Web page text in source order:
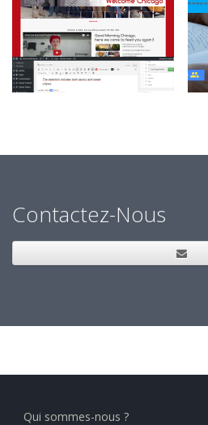
Contactez-Nous
Qui sommes-nous ?